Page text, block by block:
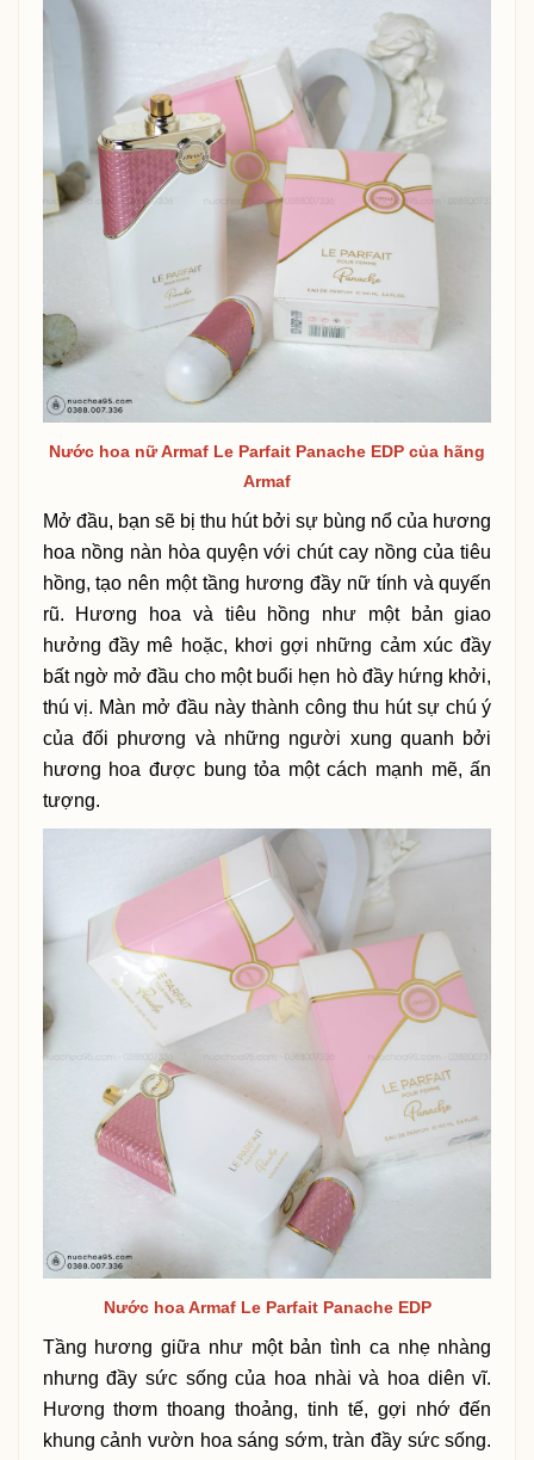
Nước hoa nữ Armaf Le Parfait Panache EDP của hãng
Armaf
Mở đầu, bạn sẽ bị thu hút bởi sự bùng nổ của hương
hoa nồng nàn hòa quyện với chút cay nồng của tiêu
hồng, tạo nên một tầng hương đầy nữ tính và quyến
rũ. Hương hoa và tiêu hồng như một bản giao
hưởng đầy mê hoặc, khơi gợi những cảm xúc đầy
bất ngờ mở đầu cho một buổi hẹn hò đầy hứng khởi,
thú vị. Màn mở đầu này thành công thu hút sự chú ý
của đối phương và những người xung quanh bởi
hương hoa được bung tỏa một cách mạnh mẽ, ấn
tượng.
Nước hoa Armaf Le Parfait Panache EDP
Tầng hương giữa như một bản tình ca nhẹ nhàng
nhưng đầy sức sống của hoa nhài và hoa diên vĩ.
Hương thơm thoang thoảng, tinh tế, gợi nhớ đến
khung cảnh vườn hoa sáng sớm, tràn đầy sức sống.